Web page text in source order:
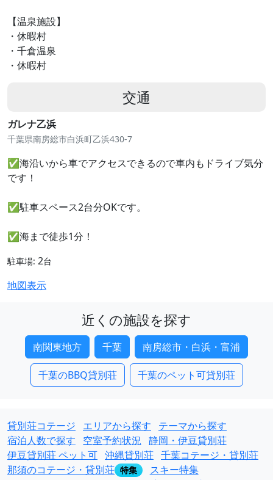
【温泉施設】
・休暇村
・千倉温泉
・休暇村
交通
ガレナ乙浜
千葉県南房総市白浜町乙浜430-7
✅海沿いから車でアクセスできるので車内もドライブ気分
です！
✅駐車スペース2台分OKです。
✅海まで徒歩1分！
駐車場: 2台
地図表示
近くの施設を探す
南関東地方 千葉 南房総市・白浜・富浦
千葉のBBQ貸別荘 千葉のペット可貸別荘
貸別荘コテージ エリアから探す
テーマから探す
宿泊人数で探す
空室予約状況 静岡・伊豆貸別荘
伊豆貸別荘 ペット可 沖縄貸別荘 千葉コテージ・貸別荘
那須のコテージ・貸別荘 特集
スキー特集